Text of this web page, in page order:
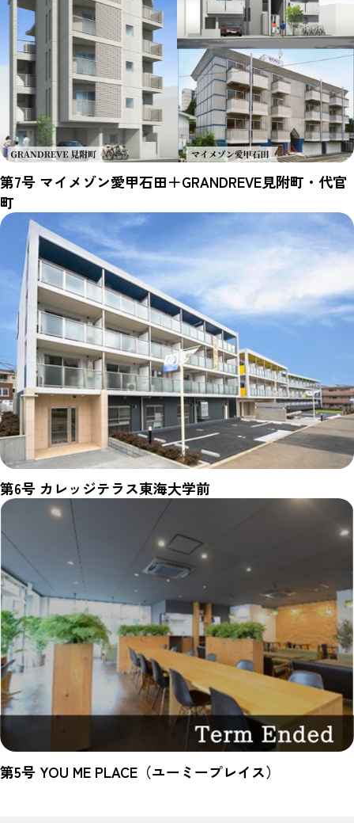
第7号 マイメゾン愛甲石田＋GRANDREVE見附町・代官
町
第6号 カレッジテラス東海大学前
第5号 YOU ME PLACE（ユーミープレイス）